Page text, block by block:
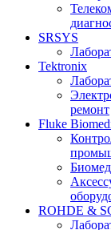
SRSYS
Tektronix
ремонт
Fluke
ROHDE &